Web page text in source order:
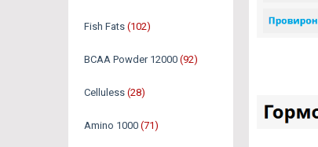
Fish Fats (102)
BCAA Powder 12000 (92)
Celluless (28)
Amino 1000 (71)